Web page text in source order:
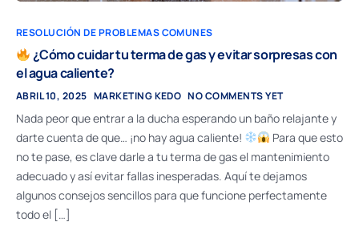
RESOLUCIÓN DE PROBLEMAS COMUNES
¿Cómo cuidar tu terma de gas y evitar sorpresas con
el agua caliente?
ABRIL 10, 2025 MARKETING KEDO NO COMMENTS YET
Nada peor que entrar a la ducha esperando un baño relajante y
darte cuenta de que… ¡no hay agua caliente!
Para que esto
no te pase, es clave darle a tu terma de gas el mantenimiento
adecuado y así evitar fallas inesperadas. Aquí te dejamos
algunos consejos sencillos para que funcione perfectamente
todo el […]